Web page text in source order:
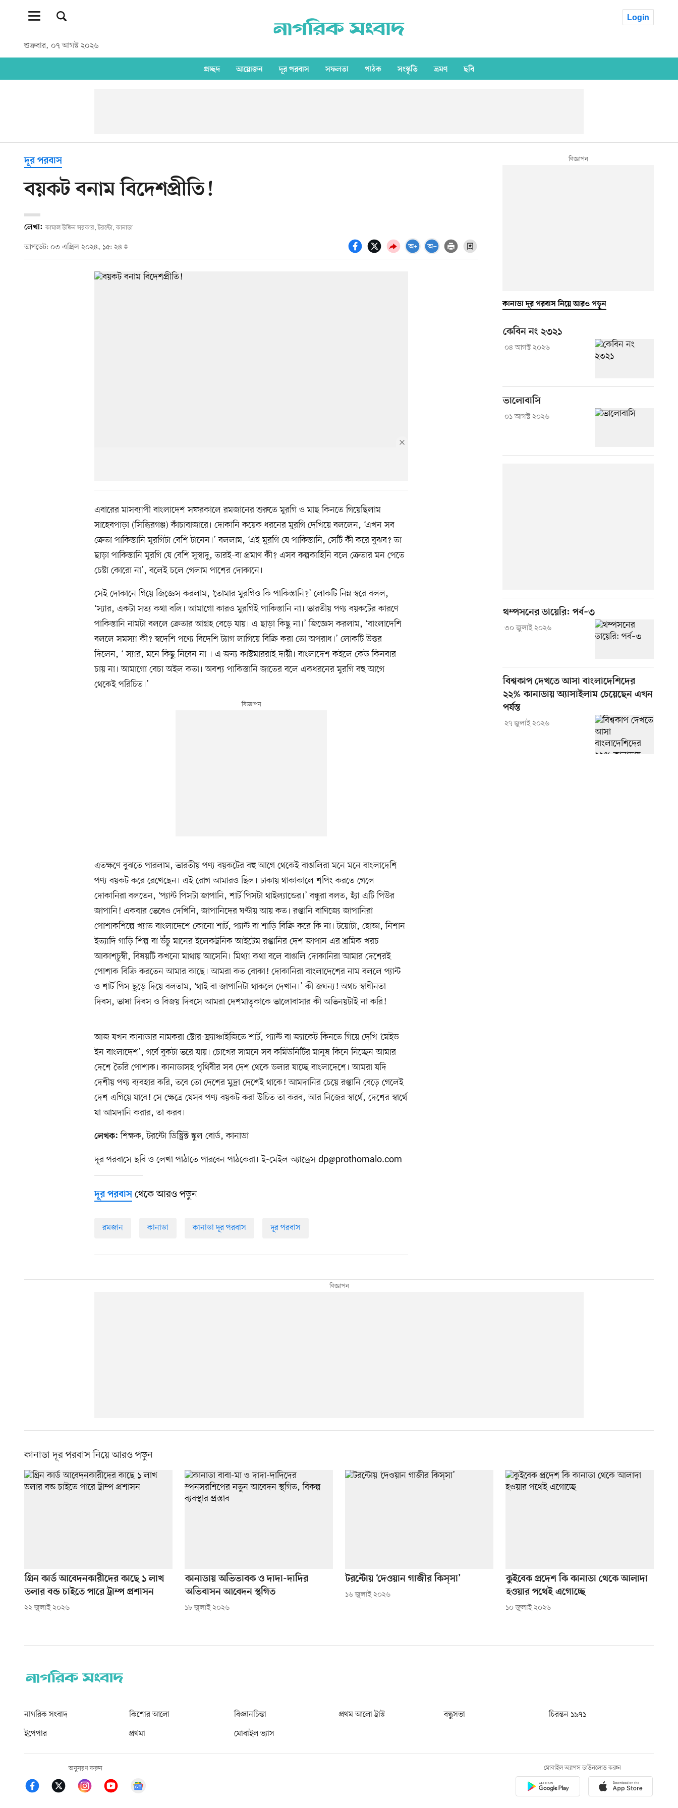
শুক্রবার, ০৭ আগস্ট ২০২৬
Login
প্রচ্ছদ আয়োজন দূর পরবাস সফলতা পাঠক সংস্কৃতি ভ্রমণ ছবি
দূর পরবাস
বয়কট বনাম বিদেশপ্রীতি!
লেখা: কামাল উদ্দিন সরকার, টরন্টো, কানাডা
আপডেট: ০৩ এপ্রিল ২০২৪, ১৫: ২৪
এবারের মাসব্যাপী বাংলাদেশ সফরকালে রমজানের শুরুতে মুরগি ও মাছ কিনতে গিয়েছিলাম
সাহেবপাড়া (সিদ্ধিরগঞ্জ) কাঁচাবাজারে। দোকানি কয়েক ধরনের মুরগি দেখিয়ে বললেন, ‘এখন সব
ক্রেতা পাকিস্তানি মুরগিটা বেশি টানেন।’ বললাম, ‘এই মুরগি যে পাকিস্তানি, সেটি কী করে বুঝব? তা
ছাড়া পাকিস্তানি মুরগি যে বেশি সুস্বাদু, তারই-বা প্রমাণ কী? এসব কল্পকাহিনি বলে ক্রেতার মন পেতে
চেষ্টা কোরো না’, বলেই চলে গেলাম পাশের দোকানে।
সেই দোকানে গিয়ে জিজ্ঞেস করলাম, ‘তোমার মুরগিও কি পাকিস্তানি?’ লোকটি নিম্ন স্বরে বলল,
‘স্যার, একটা সত্য কথা বলি। আমাগো কারও মুরগিই পাকিস্তানি না। ভারতীয় পণ্য বয়কটের কারণে
পাকিস্তানি নামটা বললে ক্রেতার আগ্রহ বেড়ে যায়। এ ছাড়া কিছু না।’ জিজ্ঞেস করলাম, ‘বাংলাদেশি
বললে সমস্যা কী? স্বদেশি পণ্যে বিদেশি ট্যাগ লাগিয়ে বিক্রি করা তো অপরাধ।’ লোকটি উত্তর
দিলেন, ‘ স্যার, মনে কিছু নিবেন না । এ জন্য কাস্টমাররাই দায়ী। বাংলাদেশ কইলে কেউ কিনবার
চায় না। আমাগো বেচা অইল কতা। অবশ্য পাকিস্তানি জাতের বলে একধরনের মুরগি বহু আগে
থেকেই পরিচিত।’
এতক্ষণে বুঝতে পারলাম, ভারতীয় পণ্য বয়কটের বহু আগে থেকেই বাঙালিরা মনে মনে বাংলাদেশি
পণ্য বয়কট করে রেখেছেন। এই রোগ আমারও ছিল। ঢাকায় থাকাকালে শপিং করতে গেলে
দোকানিরা বলতেন, ‘প্যান্ট পিসটা জাপানি, শার্ট পিসটা থাইল্যান্ডের।’ বন্ধুরা বলত, হ্যাঁ এটি পিউর
জাপানি! একবার ভেবেও দেখিনি, জাপানিদের ঘণ্টায় আয় কত। রপ্তানি বাণিজ্যে জাপানিরা
পোশাকশিল্পে খ্যাত বাংলাদেশে কোনো শার্ট, প্যান্ট বা শাড়ি বিক্রি করে কি না। টয়োটা, হোন্ডা, নিশান
ইত্যাদি গাড়ি শিল্প বা উঁচু মানের ইলেকট্রনিক আইটেম রপ্তানির দেশ জাপান এর শ্রমিক খরচ
আকাশচুম্বী, বিষয়টি কখনো মাথায় আসেনি। মিথ্যা কথা বলে বাঙালি দোকানিরা আমার দেশেরই
পোশাক বিক্রি করতেন আমার কাছে। আমরা কত বোকা! দোকানিরা বাংলাদেশের নাম বললে প্যান্ট
ও শার্ট পিস ছুড়ে দিয়ে বলতাম, ‘থাই বা জাপানিটা থাকলে দেখান।’ কী জঘন্য! অথচ স্বাধীনতা
দিবস, ভাষা দিবস ও বিজয় দিবসে আমরা দেশমাতৃকাকে ভালোবাসার কী অভিনয়টাই না করি!
আজ যখন কানাডার নামকরা স্টোর-ফ্র্যাঞ্চাইজিতে শার্ট, প্যান্ট বা জ্যাকেট কিনতে গিয়ে দেখি ‘মেইড
ইন বাংলাদেশ’, গর্বে বুকটা ভরে যায়। চোখের সামনে সব কমিউনিটির মানুষ কিনে নিচ্ছেন আমার
দেশে তৈরি পোশাক। কানাডাসহ পৃথিবীর সব দেশ থেকে ডলার যাচ্ছে বাংলাদেশে। আমরা যদি
দেশীয় পণ্য ব্যবহার করি, তবে তো দেশের মুদ্রা দেশেই থাকে! আমদানির চেয়ে রপ্তানি বেড়ে গেলেই
দেশ এগিয়ে যাবে! সে ক্ষেত্রে যেসব পণ্য বয়কট করা উচিত তা করব, আর নিজের স্বার্থে, দেশের স্বার্থে
যা আমদানি করার, তা করব।
লেখক: শিক্ষক, টরন্টো ডিস্ট্রিক্ট স্কুল বোর্ড, কানাডা
দূর পরবাসে ছবি ও লেখা পাঠাতে পারবেন পাঠকেরা। ই-মেইল অ্যাড্রেস dp@prothomalo.com
দূর পরবাস থেকে আরও পড়ুন
রমজান কানাডা কানাডা দূর পরবাস দূর পরবাস
কানাডা দূর পরবাস নিয়ে আরও পড়ুন
কেবিন নং ২৩২১
০৪ আগস্ট ২০২৬
ভালোবাসি
০১ আগস্ট ২০২৬
থম্পসনের ডায়েরি: পর্ব–৩
৩০ জুলাই ২০২৬
বিশ্বকাপ দেখতে আসা বাংলাদেশিদের
২২% কানাডায় অ্যাসাইলাম চেয়েছেন এখন
পর্যন্ত
২৭ জুলাই ২০২৬
কানাডা দূর পরবাস নিয়ে আরও পড়ুন
গ্রিন কার্ড আবেদনকারীদের কাছে ১ লাখ
ডলার বন্ড চাইতে পারে ট্রাম্প প্রশাসন
২২ জুলাই ২০২৬
কানাডায় অভিভাবক ও দাদা-দাদির
অভিবাসন আবেদন স্থগিত
১৮ জুলাই ২০২৬
টরন্টোয় ‘দেওয়ান গাজীর কিস্‌সা’
১৬ জুলাই ২০২৬
কুইবেক প্রদেশ কি কানাডা থেকে আলাদা
হওয়ার পথেই এগোচ্ছে
১০ জুলাই ২০২৬
নাগরিক সংবাদ কিশোর আলো বিজ্ঞানচিন্তা প্রথম আলো ট্রাস্ট বন্ধুসভা
চিরন্তন ১৯৭১
ইপেপার
প্রথমা মোবাইল ভ্যাস
অনুসরণ করুন মোবাইল অ্যাপস ডাউনলোড করুন